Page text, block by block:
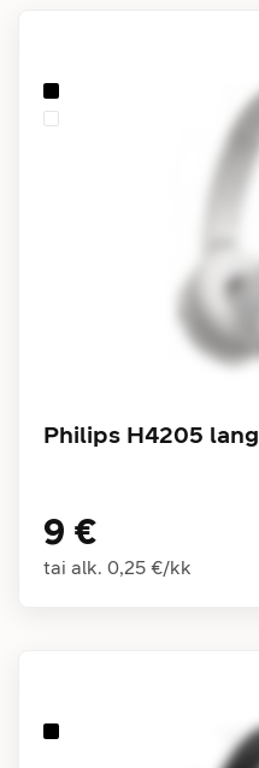
Philips H4205
9 €
tai alk. 0,25 €/kk